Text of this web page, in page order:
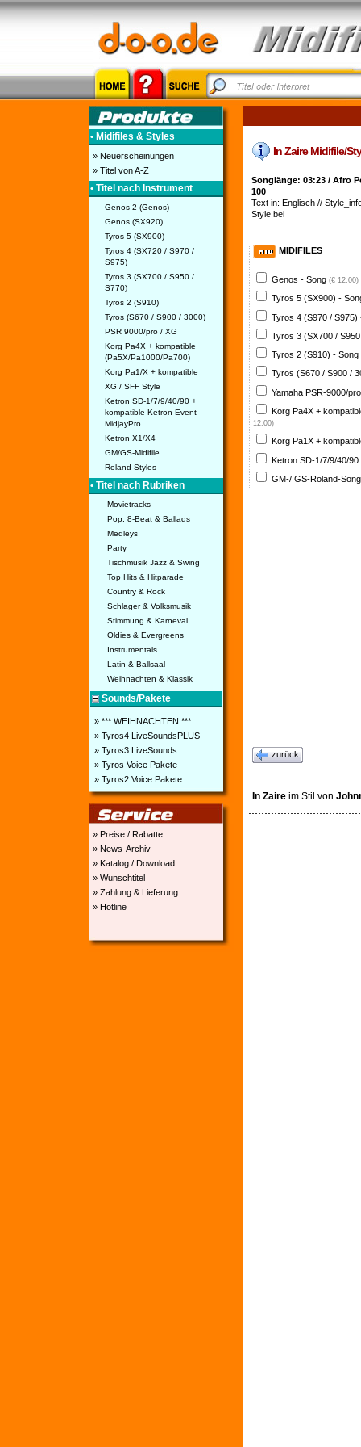
• Midifiles & Styles
» Neuerscheinungen
» Titel von A-Z
• Titel nach Instrument
Genos 2 (Genos)
Genos (SX920)
Tyros 5 (SX900)
Tyros 4 (SX720 / S970 /
S975)
Tyros 3 (SX700 / S950 /
S770)
Tyros 2 (S910)
Tyros (S670 / S900 / 3000)
PSR 9000/pro / XG
Korg Pa4X + kompatible
(Pa5X/Pa1000/Pa700)
Korg Pa1/X + kompatible
XG / SFF Style
Ketron SD-1/7/9/40/90 +
kompatible Ketron Event -
MidjayPro
Ketron X1/X4
GM/GS-Midifile
Roland Styles
• Titel nach Rubriken
Movietracks
Pop, 8-Beat & Ballads
Medleys
Party
Tischmusik Jazz & Swing
Top Hits & Hitparade
Country & Rock
Schlager & Volksmusik
Stimmung & Karneval
Oldies & Evergreens
Instrumentals
Latin & Ballsaal
Weihnachten & Klassik
Sounds/Pakete
» *** WEIHNACHTEN ***
» Tyros4 LiveSoundsPLUS
» Tyros3 LiveSounds
» Tyros Voice Pakete
» Tyros2 Voice Pakete
» Preise / Rabatte
» News-Archiv
» Katalog / Download
» Wunschtitel
» Zahlung & Lieferung
» Hotline
In Zaire Midifile/
Songlänge: 03:23 / Afro
100
Text in: Englisch //
Style bei
MIDIFILES
Genos - Song (€ 12,00)
Tyros 5 (SX900) -
Tyros 4 (S970 /
Tyros 3 (SX700 /
Tyros 2 (S910) - Song
Tyros (S670 / S900 /
Yamaha PSR-9000/
Korg Pa4X +
12,00)
Korg Pa1X +
Ketron SD-1/7/9/40/
GM-/ GS-Roland-
zurück
In Zaire im Stil von